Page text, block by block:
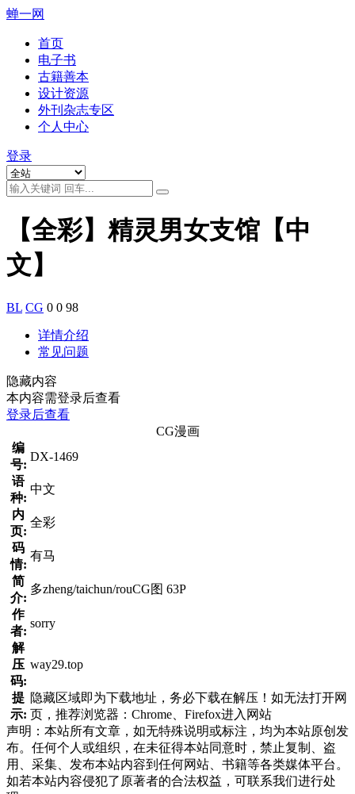
蝉一网
首页
电子书
古籍善本
设计资源
外刊杂志专区
个人中心
登录
【全彩】精灵男女支馆【中
文】
BL CG 0 0 98
详情介绍
常见问题
隐藏内容
本内容需登录后查看
登录后查看
CG漫画
编
号:
DX-1469
语
种:
中文
内
页:
全彩
码
情:
有马
简
介:
多zheng/taichun/rouCG图 63P
作
者:
sorry
解
压
码:
way29.top
提
示:
隐藏区域即为下载地址，务必下载在解压！如无法打开网
页，推荐浏览器：Chrome、Firefox进入网站
声明：本站所有文章，如无特殊说明或标注，均为本站原创发
布。任何个人或组织，在未征得本站同意时，禁止复制、盗
用、采集、发布本站内容到任何网站、书籍等各类媒体平台。
如若本站内容侵犯了原著者的合法权益，可联系我们进行处